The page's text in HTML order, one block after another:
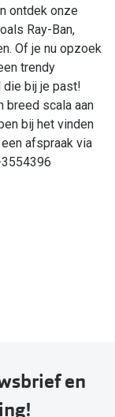
ontdek onze
Ray-Ban,
Of je nu opzoek
trendy
die bij je past!
breed scala aan
bij het vinden
afspraak via
en